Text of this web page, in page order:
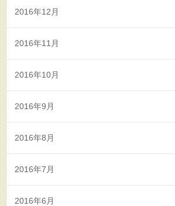
2016年12月
2016年11月
2016年10月
2016年9月
2016年8月
2016年7月
2016年6月